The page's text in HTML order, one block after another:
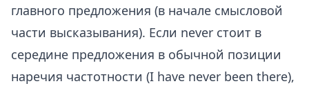
главного предложения (в начале смысловой
части высказывания). Если never стоит в
середине предложения в обычной позиции
наречия частотности (I have never been there),